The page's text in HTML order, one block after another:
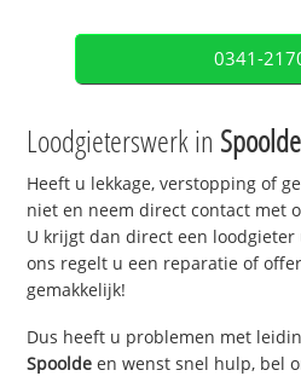
0341-
Loodgieterswerk in Spoolde
Heeft u lekkage, verstopping of
niet en neem direct contact met
U krijgt dan direct een
ons regelt u een reparatie of
gemakkelijk!
Dus heeft u problemen met
Spoolde en wenst snel hulp, bel